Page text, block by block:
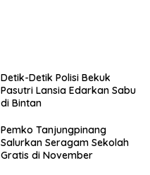
Detik-Detik Polisi Bekuk
Pasutri Lansia Edarkan Sabu
di Bintan
Pemko Tanjungpinang
Salurkan Seragam Sekolah
Gratis di November